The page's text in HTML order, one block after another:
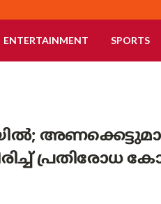
ENTERTAINMENT SPORTS
പ്രതിരോധ